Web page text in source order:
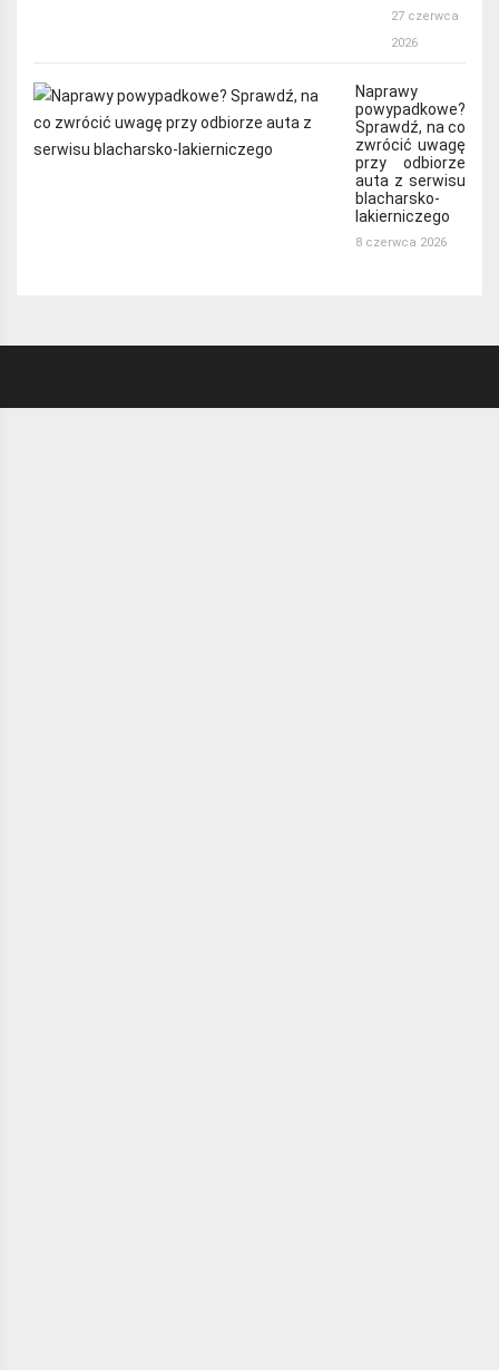
27 czerwca
2026
Naprawy
powypadkowe?
Sprawdź, na co
zwrócić uwagę
przy odbiorze
auta z serwisu
blacharsko-
lakierniczego
8 czerwca 2026